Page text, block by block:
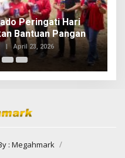
Peringati Hari
Bantuan Pangan
| April 23, 2026
: Megahmark